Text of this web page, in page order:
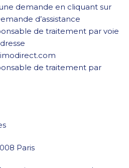
demande en cliquant sur
d’assistance
de traitement par voie
de traitement par
Paris